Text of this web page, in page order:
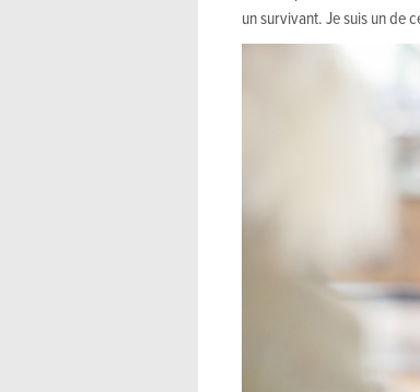
un survivant. Je suis un de